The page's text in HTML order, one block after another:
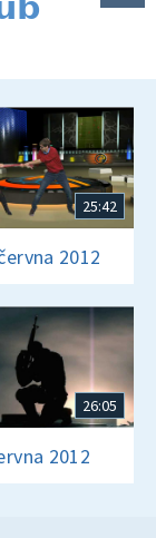
25:42
2012
26:05
2012